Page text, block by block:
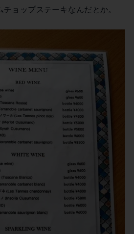
ョップステーキなんだとか。